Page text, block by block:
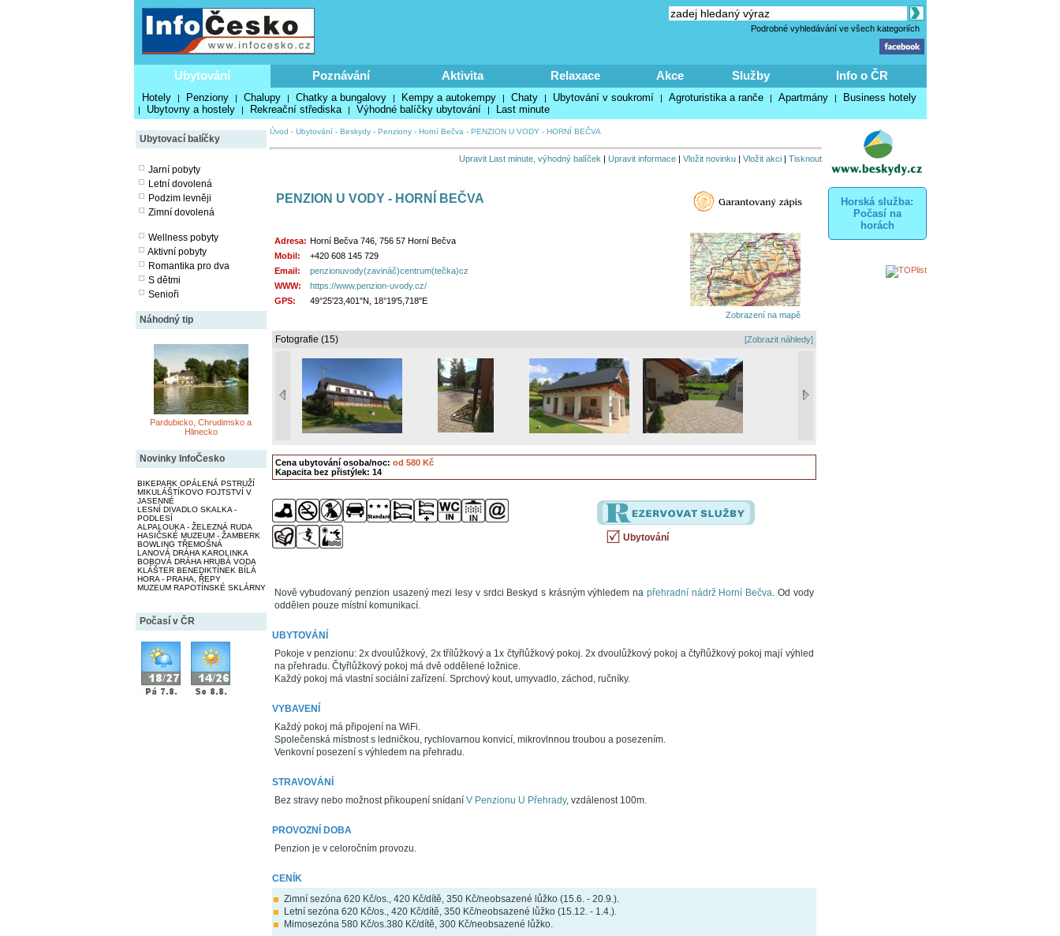
Podrobné vyhledávání ve všech kategoriích
Ubytování Poznávání Aktivita Relaxace Akce Služby Info o ČR
Hotely | Penziony | Chalupy | Chatky a bungalovy | Kempy a autokempy | Chaty | Ubytování v soukromí | Agroturistika a ranče | Apartmány | Business hotely
| Ubytovny a hostely | Rekreační střediska | Výhodné balíčky ubytování | Last minute
Ubytovací balíčky
Jarní pobyty
Letní dovolená
Podzim levněji
Zimní dovolená
Wellness pobyty
Aktivní pobyty
Romantika pro dva
S dětmi
Senioři
Náhodný tip
Pardubicko, Chrudimsko a
Hlinecko
Novinky InfoČesko
BIKEPARK OPÁLENÁ PSTRUŽÍ
MIKULÁŠTÍKOVO FOJTSTVÍ V
JASENNÉ
LESNÍ DIVADLO SKALKA -
PODLESÍ
ALPALOUKA - ŽELEZNÁ RUDA
HASIČSKÉ MUZEUM - ŽAMBERK
BOWLING TŘEMOŠNÁ
LANOVÁ DRÁHA KAROLINKA
BOBOVÁ DRÁHA HRUBÁ VODA
KLÁŠTER BENEDIKTÍNEK BÍLÁ
HORA - PRAHA, ŘEPY
MUZEUM RAPOTÍNSKÉ SKLÁRNY
Počasí v ČR
Úvod - Ubytování- Beskydy- Penziony- Horní Bečva - PENZION U VODY - HORNÍ BEČVA
Upravit Last minute, výhodný balíček | Upravit informace| Vložit novinku| Vložit akci| Tisknout
PENZION U VODY - HORNÍ BEČVA
Adresa: Horní Bečva 746, 756 57 Horní Bečva
Mobil:
+420 608 145 729
Email:
penzionuvody(zavináč)centrum(tečka)cz
WWW:
https://www.penzion-uvody.cz/
GPS:
49°25'23,401"N, 18°19'5,718"E
Zobrazení na mapě
Fotografie (15) [Zobrazit náhledy]
Cena ubytování osoba/noc: od 580 Kč
Kapacita bez přistýlek: 14
Ubytování
Nově vybudovaný penzion usazený mezi lesy v srdci Beskyd s krásným výhledem na přehradní nádrž Horní Bečva. Od vody
oddělen pouze místní komunikací.
UBYTOVÁNÍ
Pokoje v penzionu: 2x dvoulůžkový, 2x třílůžkový a 1x čtyřlůžkový pokoj. 2x dvoulůžkový pokoj a čtyřlůžkový pokoj mají výhled
na přehradu. Čtyřlůžkový pokoj má dvě oddělené ložnice.
Každý pokoj má vlastní sociální zařízení. Sprchový kout, umyvadlo, záchod, ručníky.
VYBAVENÍ
Každý pokoj má připojení na WiFi.
Společenská místnost s ledničkou, rychlovarnou konvicí, mikrovlnnou troubou a posezením.
Venkovní posezení s výhledem na přehradu.
STRAVOVÁNÍ
Bez stravy nebo možnost přikoupení snídaní V Penzionu U Přehrady, vzdálenost 100m.
PROVOZNÍ DOBA
Penzion je v celoročním provozu.
CENÍK
Zimní sezóna 620 Kč/os., 420 Kč/dítě, 350 Kč/neobsazené lůžko (15.6. - 20.9.).
Letní sezóna 620 Kč/os., 420 Kč/dítě, 350 Kč/neobsazené lůžko (15.12. - 1.4.).
Mimosezóna 580 Kč/os.380 Kč/dítě, 300 Kč/neobsazené lůžko.
Horská služba:
Počasí na
horách